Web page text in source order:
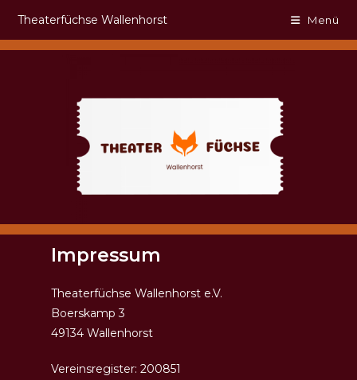
Theaterfüchse Wallenhorst Menü
Impressum
Theaterfüchse Wallenhorst e.V.
Boerskamp 3
49134 Wallenhorst
Vereinsregister: 200851